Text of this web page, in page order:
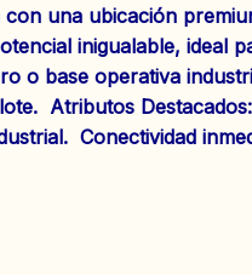
una ubicación
inigualable,
o base operativa
Atributos
Conectividad